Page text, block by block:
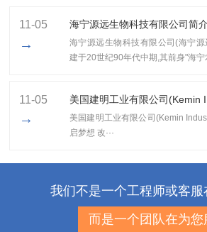
11-05
→
海宁源远生物科技有限公司简介
海宁源远生物科技有限公司(海宁
建于20世纪90年代中期,其前身"海宁
11-05
→
美国建明工业有限公司(Kemin
美国建明工业有限公司(Kemin
启梦想 改···
我们不是一个工程师或客服
而是一个团队在为您